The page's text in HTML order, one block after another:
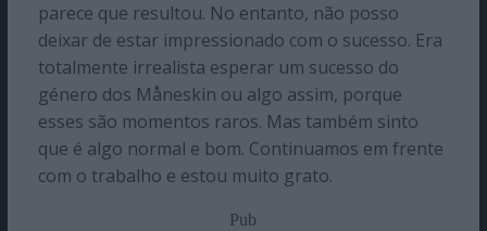
parece que resultou. No entanto, não posso
deixar de estar impressionado com o sucesso. Era
totalmente irrealista esperar um sucesso do
género dos Måneskin ou algo assim, porque
esses são momentos raros. Mas também sinto
que é algo normal e bom. Continuamos em frente
com o trabalho e estou muito grato.
Pub